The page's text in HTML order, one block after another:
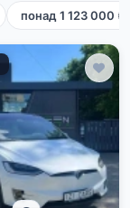
понад 1 123 000 ₴